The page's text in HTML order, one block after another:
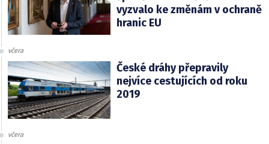
vyzvalo ke změnám v ochraně
hranic EU
včera
České dráhy přepravily
nejvíce cestujících od roku
2019
včera